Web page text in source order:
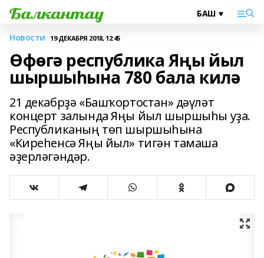
Новости 19 ДЕКАБРЯ 2018, 12:45
Өфөгә республика Яңы йыл
шыршыһына 780 бала килә
21 декабрҙә «Башҡортостан» дәүләт
концерт залында Яңы йыл шыршыһы уҙа.
Республиканың төп шыршыһына
«Киреһенсә Яңы йыл» тигән тамаша
әҙерләгәндәр.